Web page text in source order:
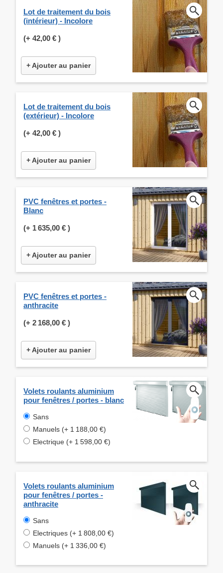
Lot de traitement du bois
(intérieur) - Incolore
(+ 42,00 € )
+ Ajouter au panier
Lot de traitement du bois
(extérieur) - Incolore
(+ 42,00 € )
+ Ajouter au panier
PVC fenêtres et portes -
Blanc
(+ 1 635,00 € )
+ Ajouter au panier
PVC fenêtres et portes -
anthracite
(+ 2 168,00 € )
+ Ajouter au panier
Volets roulants aluminium
pour fenêtres / portes - blanc
Sans
Manuels (+ 1 188,00 €)
Electrique (+ 1 598,00 €)
Volets roulants aluminium
pour fenêtres / portes -
anthracite
Sans
Electriques (+ 1 808,00 €)
Manuels (+ 1 336,00 €)